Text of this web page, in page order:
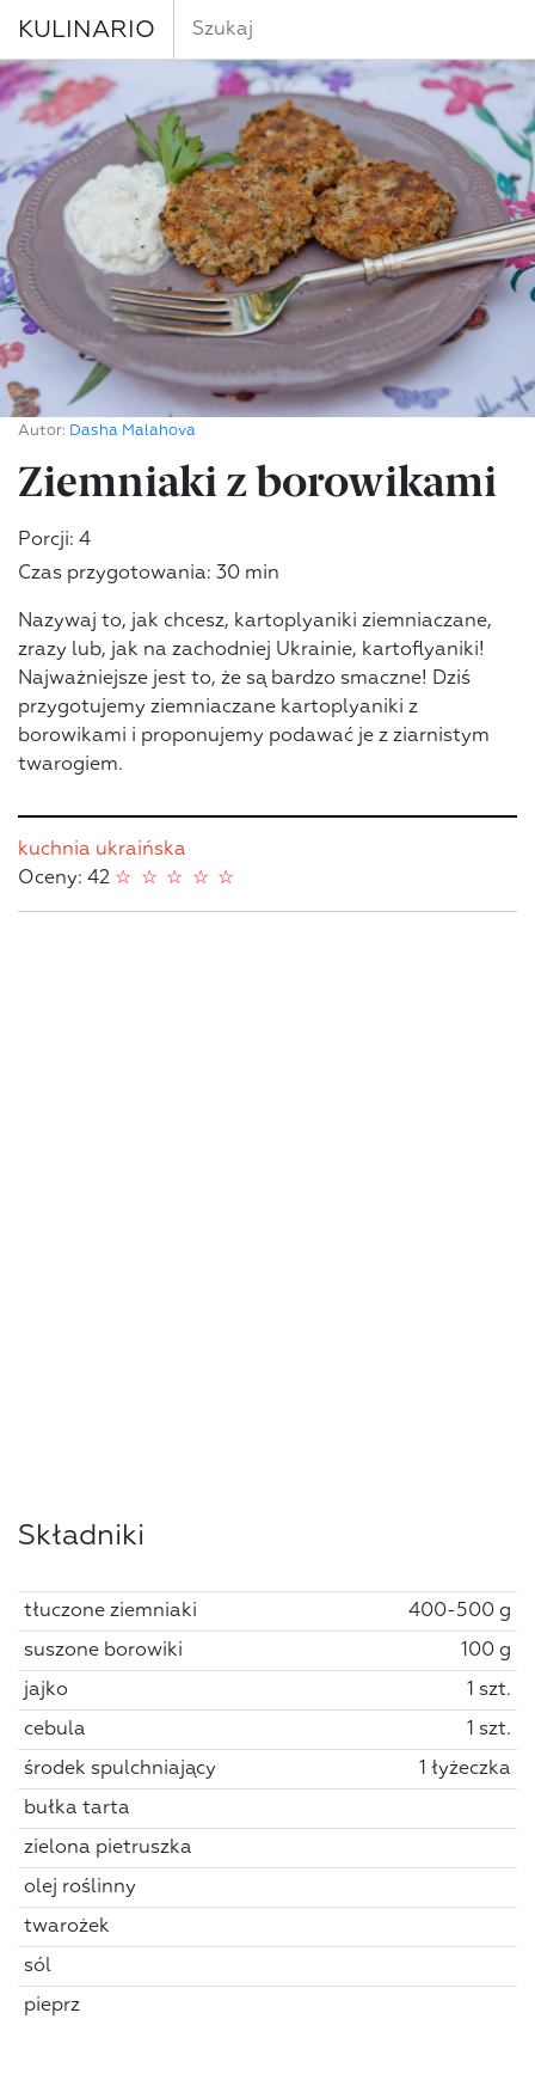
KULINARIO
Autor: Dasha Malahova
Ziemniaki z borowikami
Porcji: 4
Czas przygotowania: 30 min
Nazywaj to, jak chcesz, kartoplyaniki ziemniaczane,
zrazy lub, jak na zachodniej Ukrainie, kartoflyaniki!
Najważniejsze jest to, że są bardzo smaczne! Dziś
przygotujemy ziemniaczane kartoplyaniki z
borowikami i proponujemy podawać je z ziarnistym
twarogiem.
kuchnia ukraińska
Oceny: 42
☆
☆
☆
☆
☆
Składniki
tłuczone ziemniaki 400-500 g
suszone borowiki 100 g
jajko 1 szt.
cebula 1 szt.
środek spulchniający 1 łyżeczka
bułka tarta
zielona pietruszka
olej roślinny
twarożek
sól
pieprz